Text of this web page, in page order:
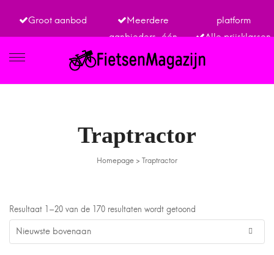
Groot aanbod
Meerdere
aanbieders, één
platform
Alle prijsklassen
Traptractor
Homepage > Traptractor
Resultaat 1–20 van de 170 resultaten wordt getoond